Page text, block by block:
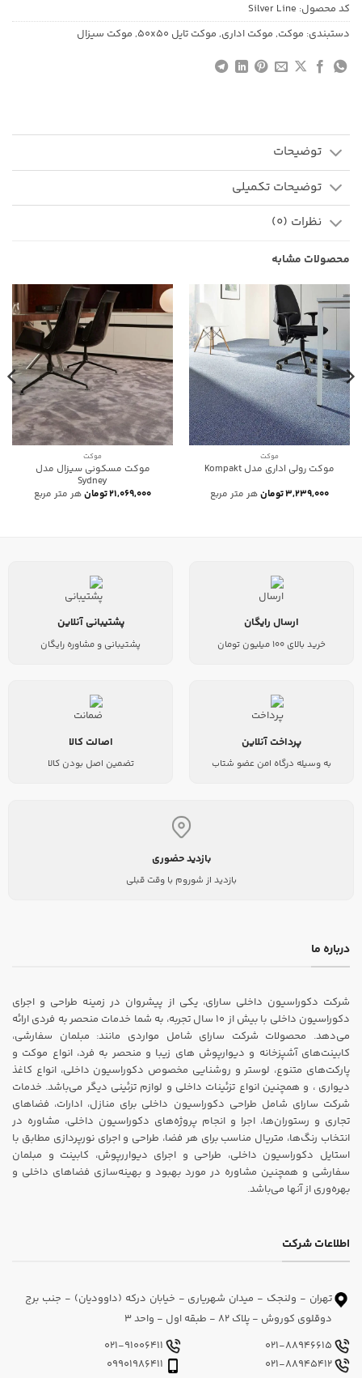
کد محصول: Silver Line
دستبندی: موکت, موکت اداری, موکت تایل 50x50 , موکت سیزال
توضیحات
توضیحات تکمیلی
نظرات (0)
محصولات مشابه
موکت
موکت رولی اداری مدل Kompakt
۳,۲۳۹,۰۰۰تومانهر متر مربع
موکت
موکت مسکونی سیزال مدل
Sydney
۲۱,۰۶۹,۰۰۰تومانهر متر مربع
ارسال رایگان
خرید بالای 100 میلیون تومان
پشتیبانی آنلاین
پشتیبانی و مشاوره رایگان
پرداخت آنلاین
به وسیله درگاه امن عضو شتاب
اصالت کالا
تضمین اصل بودن کالا
بازدید حضوری
بازدید از شوروم با وقت قبلی
درباره ما
شرکت دکوراسیون داخلی سارای، یکی از پیشروان در زمینه طراحی و اجرای
دکوراسیون داخلی با بیش از ۱۰ سال تجربه، به شما خدمات منحصر به فردی ارائه
می‌دهد. محصولات شرکت سارای شامل مواردی مانند: مبلمان سفارشی،
کابینت‌های آشپزخانه و دیوارپوش های زیبا و منحصر به فرد، انواع موکت و
پارکت‌های متنوع، لوستر و روشنایی مخصوص دکوراسیون داخلی، انواع کاغذ
دیواری ، و همچنین انواع تزئینات داخلی و لوازم تزئینی دیگر می‌باشد. خدمات
شرکت سارای شامل طراحی دکوراسیون داخلی برای منازل، ادارات، فضاهای
تجاری و رستوران‌ها، اجرا و انجام پروژه‌های دکوراسیون داخلی، مشاوره در
انتخاب رنگ‌ها، متریال مناسب برای هر فضا، طراحی و اجرای نورپردازی مطابق با
استایل دکوراسیون داخلی، طراحی و اجرای دیواررپوش، کابینت و مبلمان
سفارشی و همچنین مشاوره در مورد بهبود و بهینه‌سازی فضاهای داخلی و
بهره‌وری از آنها می‌باشد.
اطلاعات شرکت
تهران - ولنجک - میدان شهریاری - خیابان درکه (داوودیان) - جنب برج
دوقلوی کوروش - پلاک 82 - طبقه اول - واحد 3